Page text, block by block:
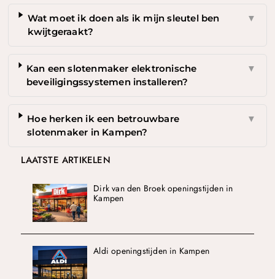
Wat moet ik doen als ik mijn sleutel ben
kwijtgeraakt?
▼
Kan een slotenmaker elektronische
beveiligingssystemen installeren?
▼
Hoe herken ik een betrouwbare
slotenmaker in Kampen?
▼
LAATSTE ARTIKELEN
Dirk van den Broek openingstijden in
Kampen
Aldi openingstijden in Kampen